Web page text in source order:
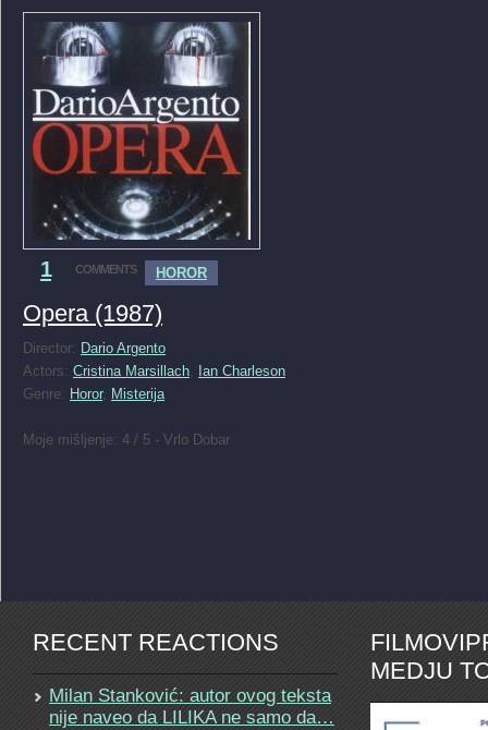
1 COMMENTS HOROR
Opera (1987)
Director: Dario Argento
Actors: Cristina Marsillach,
Ian Charleson
Genre: Horor, Misterija
Moje mišljenje: 4 / 5 - Vrlo Dobar
RECENT REACTIONS
Milan Stanković: autor ovog teksta
nije naveo da LILIKA ne samo da…
MEDJU